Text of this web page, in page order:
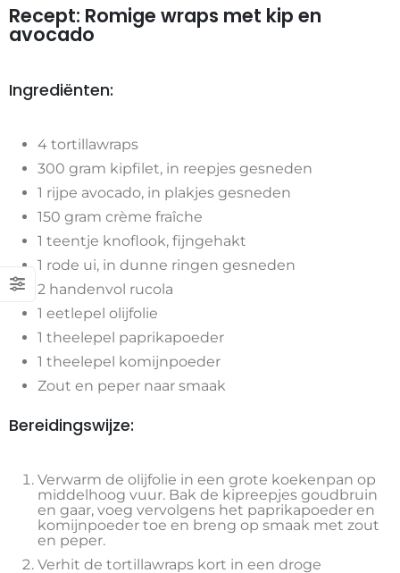
Recept: Romige wraps met kip en
avocado
Ingrediënten:
4 tortillawraps
300 gram kipfilet, in reepjes gesneden
1 rijpe avocado, in plakjes gesneden
150 gram crème fraîche
1 teentje knoflook, fijngehakt
1 rode ui, in dunne ringen gesneden
2 handenvol rucola
1 eetlepel olijfolie
1 theelepel paprikapoeder
1 theelepel komijnpoeder
Zout en peper naar smaak
Bereidingswijze:
Verwarm de olijfolie in een grote koekenpan op
middelhoog vuur. Bak de kipreepjes goudbruin
en gaar, voeg vervolgens het paprikapoeder en
komijnpoeder toe en breng op smaak met zout
en peper.
Verhit de tortillawraps kort in een droge